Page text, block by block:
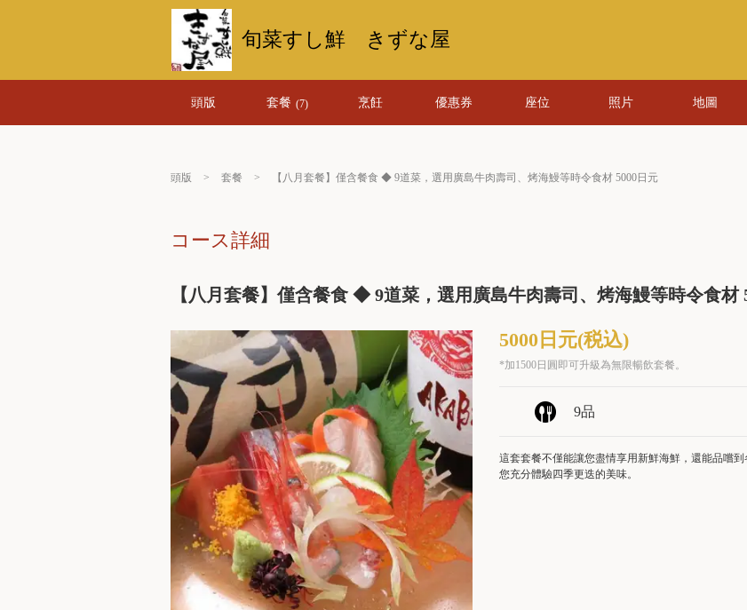
旬菜すし鮮 きずな屋
頭版 套餐 (7) 烹飪 優惠券 座位 照片 地圖
頭版 套餐 【八月套餐】僅含餐食 ◆ 9道菜，選用廣島牛肉壽司、烤海鰻等時令食材 5000日元
コース詳細
【八月套餐】僅含餐食 ◆ 9道菜，選用廣島牛肉壽司、烤海鰻等時令食材
5000日元(税込)
*加1500日圓即可升級為無限暢飲套餐。
9品
這套套餐不僅能讓您盡情享用新鮮海鮮，還能品嚐
您充分體驗四季更迭的美味。